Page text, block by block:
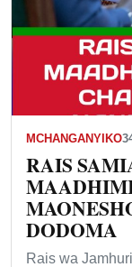
MCHANGANYIKO
RAIS
DODOMA
Rais wa